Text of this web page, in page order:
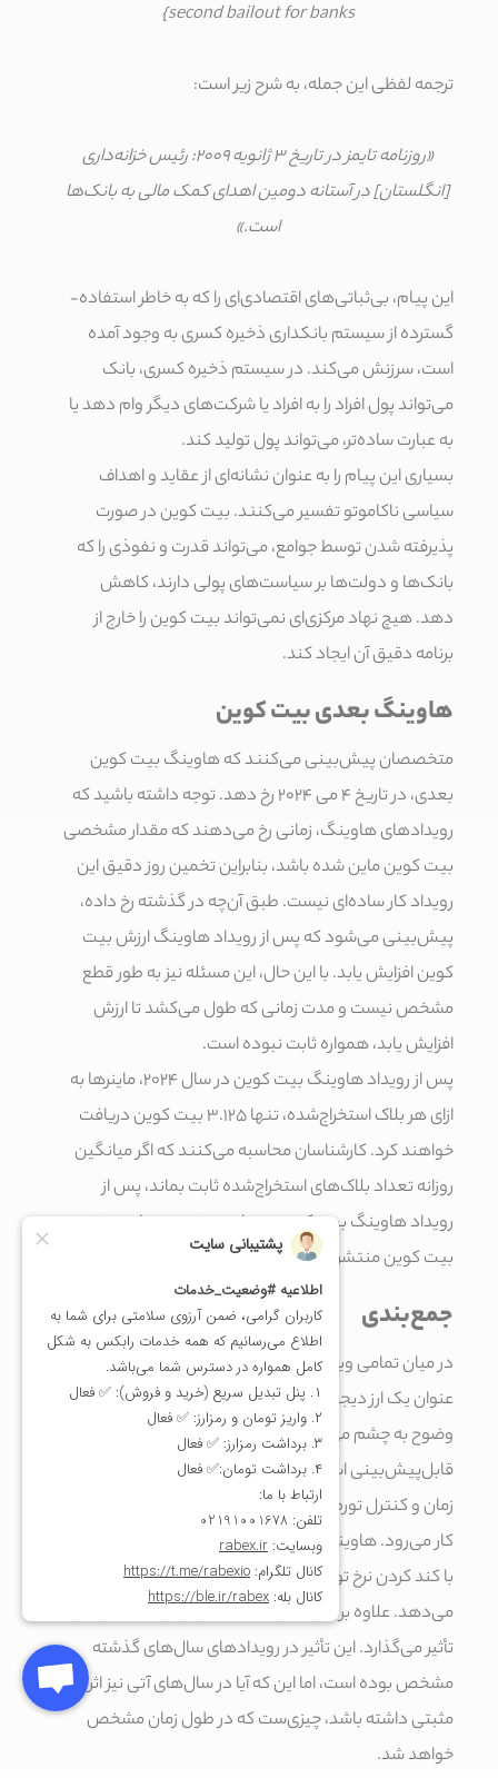
second bailout for banks}
ترجمه لفظی این جمله، به شرح زیر است:
«روزنامه تایمز در تاریخ ۳ ژانویه ۲۰۰۹: رئیس خزانه‌داری
[انگلستان] در آستانه دومین اهدای کمک مالی به بانک‌ها
است.»
این پیام، بی‌ثباتی­‌های اقتصادی‌ای را که به خاطر استفاده­
گسترده از سیستم بانکداری ذخیره کسری به وجود آمده
است، سرزنش می‌کند. در سیستم ذخیره کسری، بانک
می‌تواند پول افراد را به افراد یا شرکت­‌های دیگر وام دهد یا
به عبارت ساده‌تر، می‌تواند پول تولید کند.
بسیاری این پیام را به عنوان نشانه‌ای از عقاید و اهداف
سیاسی ناکاموتو تفسیر می‌کنند. بیت کوین در صورت
پذیرفته شدن توسط جوامع، می‌تواند قدرت و نفوذی را که
بانک‌ها و دولت‌ها بر سیاست‌های پولی دارند، کاهش
دهد. هیچ نهاد مرکزی‌ای نمی‌تواند بیت کوین را خارج از
برنامه دقیق آن ایجاد کند.
هاوینگ بعدی بیت کوین
متخصصان پیش‌بینی می‌کنند که هاوینگ بیت کوین
بعدی، در تاریخ ۴ می ۲۰۲۴ رخ دهد. توجه داشته باشید که
رویدادهای هاوینگ،‌ زمانی رخ می‌دهند که مقدار مشخصی
بیت کوین ماین شده باشد، بنابراین تخمین روز دقیق این
رویداد کار ساده‌ای نیست. طبق آن‌چه در گذشته رخ داده،‌
پیش‌بینی می‌شود که پس از رویداد هاوینگ ارزش بیت
کوین افزایش یابد. با این حال، این مسئله نیز به طور قطع
مشخص نیست و مدت زمانی که طول می‌کشد تا ارزش
افزایش یابد، همواره ثابت نبوده است.
پس از رویداد هاوینگ بیت کوین در سال ۲۰۲۴، ماینرها به
ازای هر بلاک استخراج‌شده، تنها ۳.۱۲۵ بیت کوین دریافت
خواهند کرد. کارشناسان محاسبه می‌کنند که اگر میانگین
روزانه تعداد بلاک‌های استخراج‌شده ثابت بماند، پس از
رویداد هاوینگ بیت کوین در ماه می ۲۰۲۴، روزانه ۴۵۰
بیت کوین منتشر خواهد شد.
جمع‌بندی
در میان تمامی ویژگی‌های منحصربه‌فرد بیت کوین به
عنوان یک ارز دیجیتال، رویداد هاوینگ بیت کوین نیز به
وضوح به چشم می‌خورد. این رویداد، یک فرایند بلندمدت و
قابل‌پیش‌بینی است که برای حفظ ارزش بیت کوین در طول
زمان و کنترل تورم حاصل از عرضه بیت کوین‌های جدید به
کار می‌رود. هاوینگ بیت کوین، حفظ ارزش و کنترل تورم را
با کند کردن نرخ توزیع این رمز ارز در طول زمان انجام
می‌دهد. علاوه بر این، هاوینگ بیت کوین بر قیمت آن نیز
تأثیر می‌گذارد. این تأثیر در رویدادهای سال‌های گذشته
مشخص بوده است،‌ اما این که آیا در سال‌های آتی نیز اثر
مثبتی داشته باشد، چیزی‌ست که در طول زمان مشخص
خواهد شد.